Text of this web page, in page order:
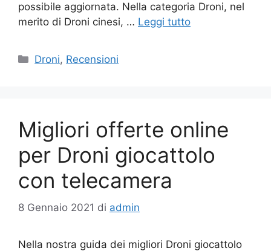
possibile aggiornata. Nella categoria Droni, nel
merito di Droni cinesi, … Leggi tutto
Categorie
Droni, Recensioni
Migliori offerte online
per Droni giocattolo
con telecamera
8 Gennaio 2021 di admin
Nella nostra guida dei migliori Droni giocattolo